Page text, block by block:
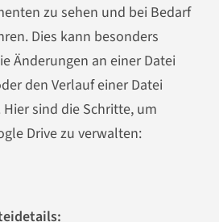
zu sehen und bei Bedarf
Dies kann besonders
Änderungen an einer Datei
den Verlauf einer Datei
sind die Schritte, um
Drive zu verwalten: